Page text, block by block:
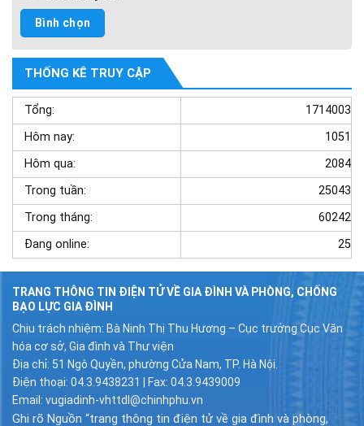
THỐNG KÊ TRUY CẬP
Tổng:
1714003
Hôm nay:
1051
Hôm qua:
2084
Trong tuần:
25043
Trong tháng:
60242
Đang online:
25
TRANG THÔNG TIN ĐIỆN TỬ VỀ GIA ĐÌNH VÀ PHÒNG, CHỐNG
BẠO LỰC GIA ĐÌNH
Chịu trách nhiệm: Bà Ninh Thị Thu Hương – Cục trưởng Cục Văn
hóa cơ sở, Gia đình và Thư viện
Địa chỉ: 51 Ngô Quyền, phường Cửa Nam, TP. Hà Nội.
Điện thoại: 04.3.9438231 | Fax: 04.3.9439009
Email: vugiadinh-vhttdl@chinhphu.vn
Ghi rõ Nguồn “trang thông tin điện tử về gia đình và phòng,